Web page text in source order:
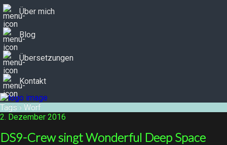
Über mich
Blog
Übersetzungen
Kontakt
Tags › Worf
2. Dezember 2016
DS9-Crew singt Wonderful Deep Space